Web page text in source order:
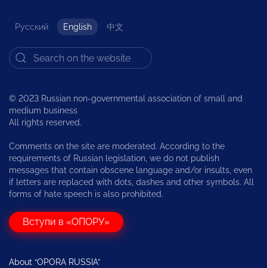
Русский English 中文
© 2023 Russian non-governmental association of small and
medium business
All rights reserved.
Comments on the site are moderated. According to the
requirements of Russian legislation, we do not publish
messages that contain obscene language and/or insults, even
if letters are replaced with dots, dashes and other symbols. All
forms of hate speech is also prohibited.
Вступи в «ОПОРУ»
About “OPORA RUSSIA”